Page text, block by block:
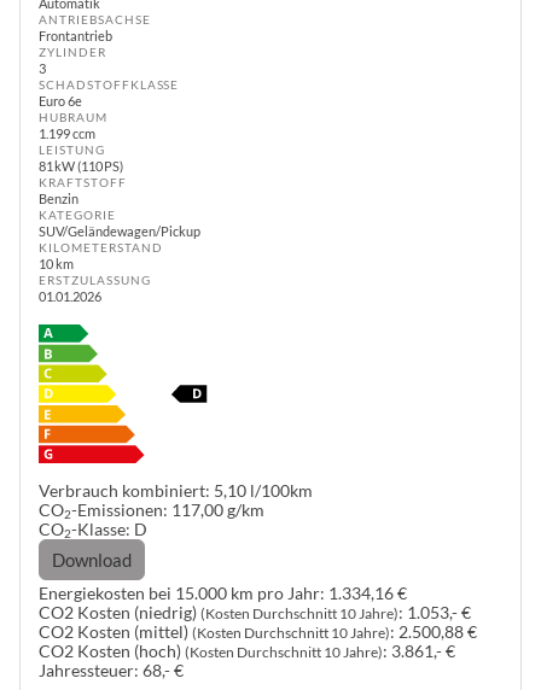
Automatik
ANTRIEBSACHSE
Frontantrieb
ZYLINDER
3
SCHADSTOFFKLASSE
Euro 6e
HUBRAUM
1.199 ccm
LEISTUNG
81 kW (110 PS)
KRAFTSTOFF
Benzin
KATEGORIE
SUV/Geländewagen/Pickup
KILOMETERSTAND
10 km
ERSTZULASSUNG
01.01.2026
Verbrauch kombiniert: 5,10 l/100km
CO2-Emissionen: 117,00 g/km
CO2-Klasse: D
Download
Energiekosten bei 15.000 km pro Jahr: 1.334,16 €
CO2 Kosten (niedrig) (Kosten Durchschnitt 10 Jahre): 1.053,- €
CO2 Kosten (mittel) (Kosten Durchschnitt 10 Jahre): 2.500,88 €
CO2 Kosten (hoch) (Kosten Durchschnitt 10 Jahre): 3.861,- €
Jahressteuer: 68,- €